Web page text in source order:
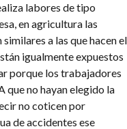
labores de tipo
en agricultura las
a las que hacen el
igualmente expuestos
porque los trabajadores
que no hayan elegido la
no coticen por
de accidentes ese